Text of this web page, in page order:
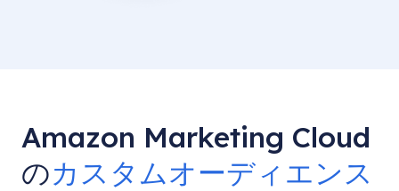
Amazon Marketing Cloud
のカスタムオーディエンス